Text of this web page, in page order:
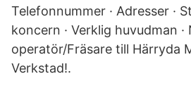
Telefonnummer · Adresser ·
koncern · Verklig huvudman
operatör/Fräsare till Härryda
Verkstad!.